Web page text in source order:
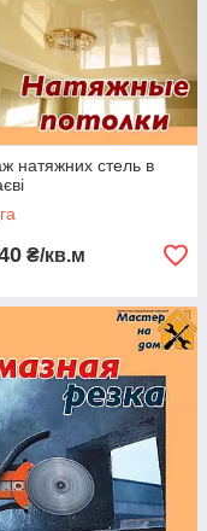
натяжних стель в
₴/кв.м